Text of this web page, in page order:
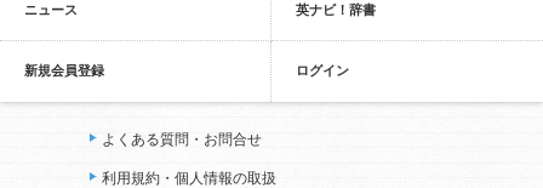
ニュース 英ナビ！辞書
新規会員登録 ログイン
よくある質問・お問合せ
利用規約・個人情報の取扱